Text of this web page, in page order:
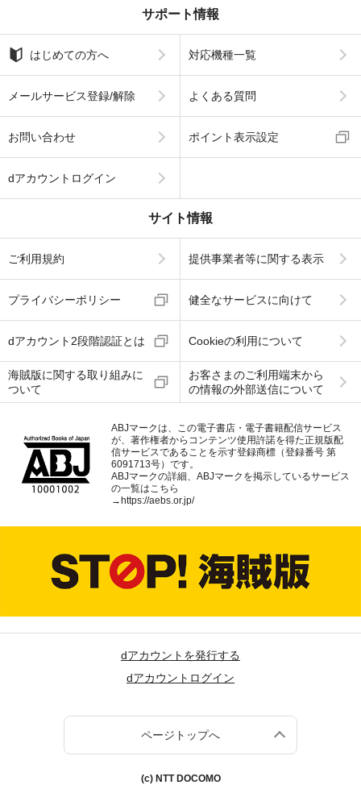
サポート情報
はじめての方へ 対応機種一覧
メールサービス登録/解除 よくある質問
お問い合わせ ポイント表示設定
dアカウントログイン
サイト情報
ご利用規約 提供事業者等に関する表示
プライバシーポリシー 健全なサービスに向けて
dアカウント2段階認証とは Cookieの利用について
海賊版に関する取り組みに
ついて
お客さまのご利用端末から
の情報の外部送信について
ABJマークは、この電子書店・電子書籍配信サービス
が、著作権者からコンテンツ使用許諾を得た正規版配
信サービスであることを示す登録商標（登録番号 第
6091713号）です。
ABJマークの詳細、ABJマークを掲示しているサービス
の一覧はこちら
→https://aebs.or.jp/
dアカウントを発行する
dアカウントログイン
ページトップへ
(c) NTT DOCOMO